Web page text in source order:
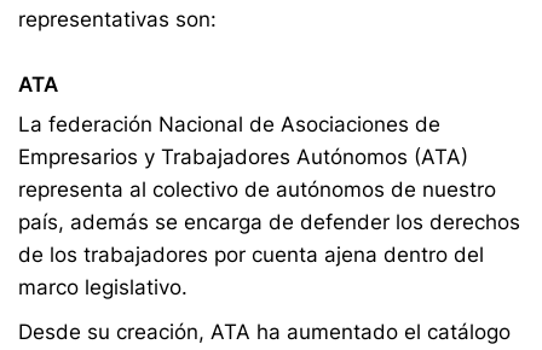
representativas son:
ATA
La federación Nacional de Asociaciones de
Empresarios y Trabajadores Autónomos (ATA)
representa al colectivo de autónomos de nuestro
país, además se encarga de defender los derechos
de los trabajadores por cuenta ajena dentro del
marco legislativo.
Desde su creación, ATA ha aumentado el catálogo